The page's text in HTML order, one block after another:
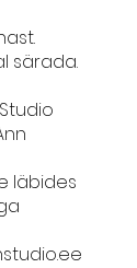
särada.
läbides